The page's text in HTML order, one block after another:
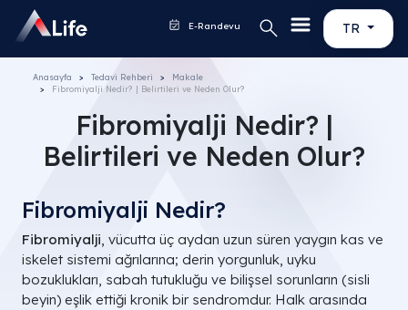
TR
E-Randevu
Anasayfa Tedavi Rehberi
Makale
Fibromiyalji Nedir? | Belirtileri ve Neden Olur?
Fibromiyalji Nedir? |
Belirtileri ve Neden Olur?
Fibromiyalji Nedir?
Fibromiyalji, vücutta üç aydan uzun süren yaygın kas ve
iskelet sistemi ağrılarına; derin yorgunluk, uyku
bozuklukları, sabah tutukluğu ve bilişsel sorunların (sisli
beyin) eşlik ettiği kronik bir sendromdur. Halk arasında